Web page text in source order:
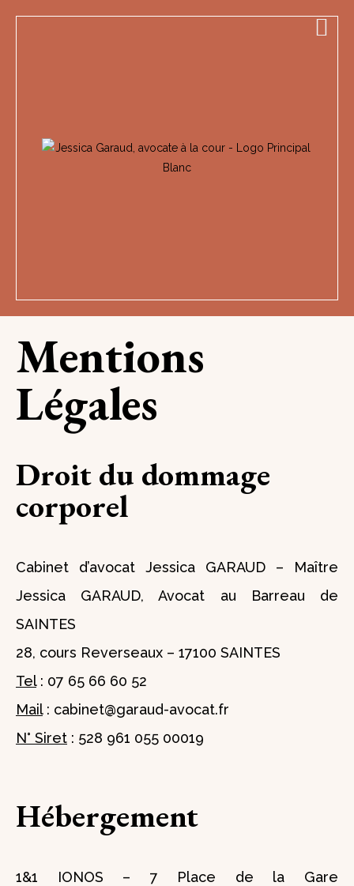
Mentions
Légales
Droit du dommage
corporel
Cabinet d’avocat Jessica GARAUD – Maître
Jessica GARAUD, Avocat au Barreau de
SAINTES
28, cours Reverseaux – 17100 SAINTES
Tel: 07 65 66 60 52
Mail: cabinet@garaud-avocat.fr
N° Siret : 528 961 055 00019
Hébergement
1&1 IONOS – 7 Place de la Gare